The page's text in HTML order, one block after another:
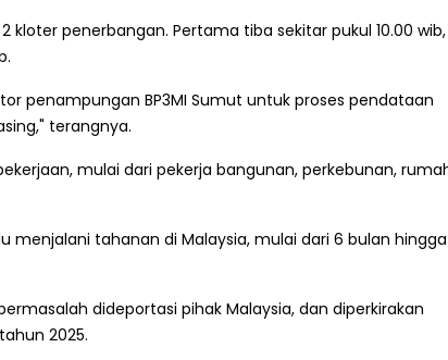
kloter penerbangan. Pertama tiba sekitar pukul 10.00 wib,
penampungan BP3MI Sumut untuk proses pendataan
terangnya.
mulai dari pekerja bangunan, perkebunan,
menjalani tahanan di Malaysia, mulai dari 6 bulan hingga
dideportasi pihak Malaysia, dan diperkirakan
2025.